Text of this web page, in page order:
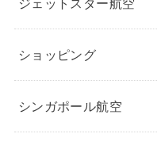
ジェットスター航空
ショッピング
シンガポール航空